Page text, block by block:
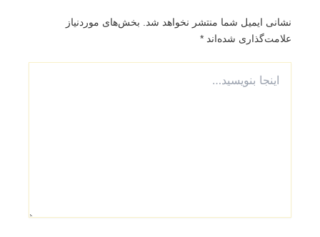
نشانی ایمیل شما منتشر نخواهد شد.
بخش‌های موردنیاز
علامت‌گذاری شده‌اند *
بنویسید…